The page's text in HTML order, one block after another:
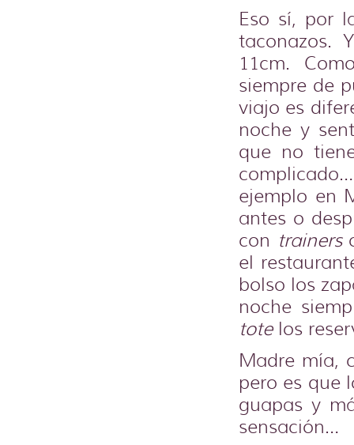
Eso sí, por
taconazos.
11cm.
siempre de
viajo es
noche y
que no
ejemplo en
antes o
con trainers
el
bolso los
noche
totelos
Madre mía,
pero es que
guapas y
sensación…